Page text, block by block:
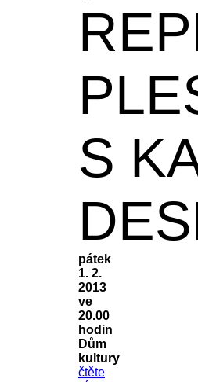
S
pátek
1. 2.
2013
ve
20.00
hodin
Dům
kultury
čtěte